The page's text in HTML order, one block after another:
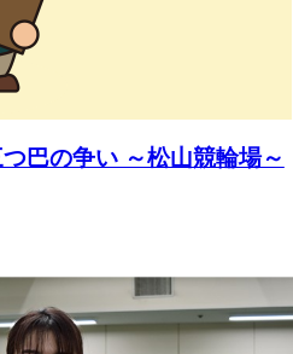
巴の争い ～松山競輪場～